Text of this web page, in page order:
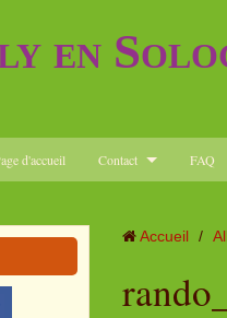
en
d'accueil Contact FAQ
Accueil /